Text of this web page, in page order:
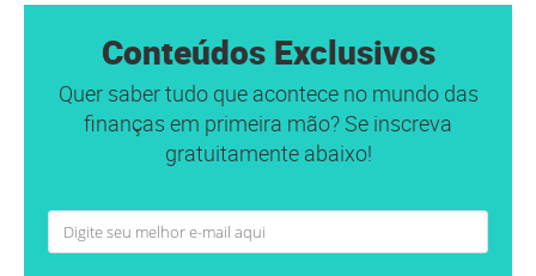
Conteúdos Exclusivos
Quer saber tudo que acontece no mundo das
finanças em primeira mão? Se inscreva
gratuitamente abaixo!